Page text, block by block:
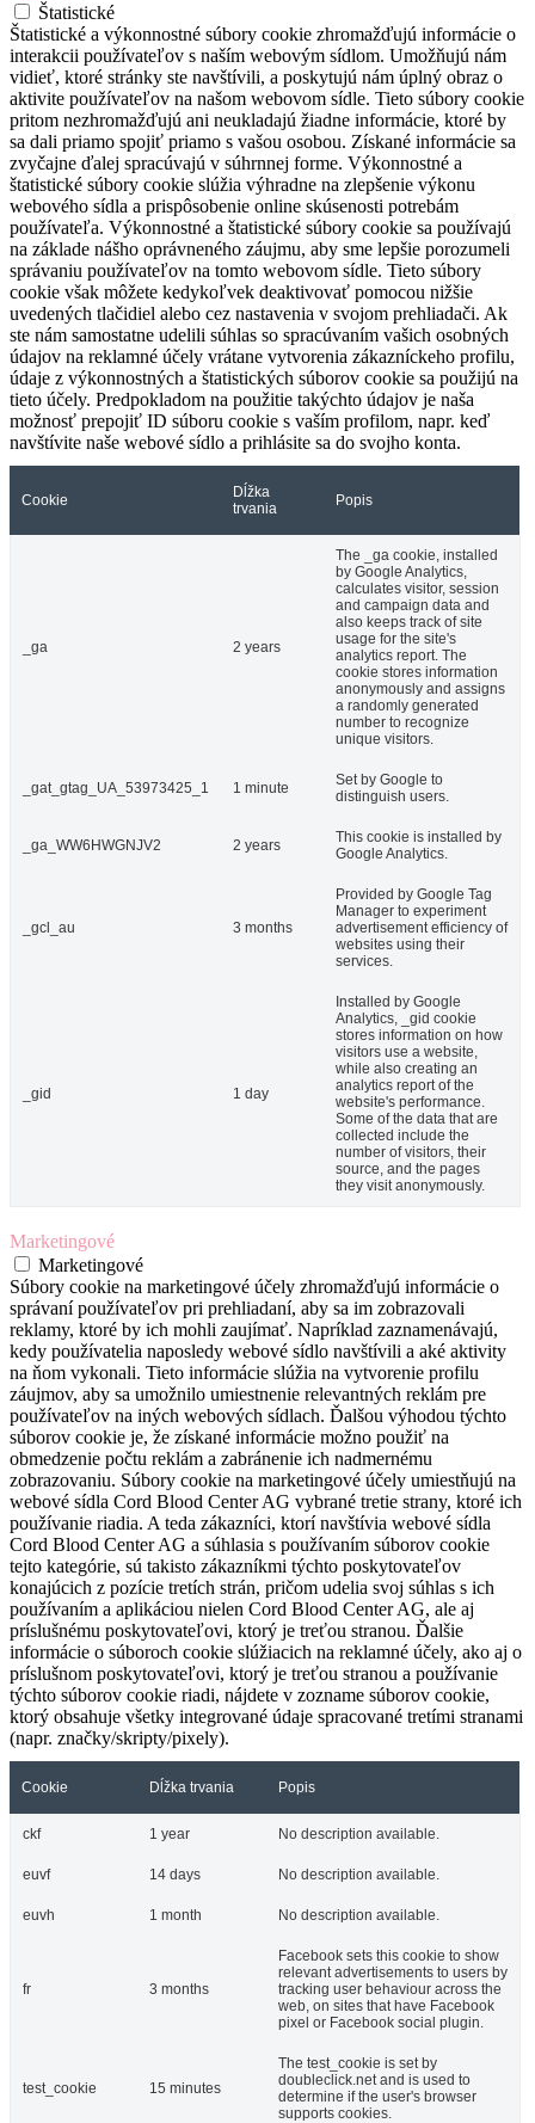
Štatistické
Štatistické a výkonnostné súbory cookie zhromažďujú informácie o
interakcii používateľov s naším webovým sídlom. Umožňujú nám
vidieť, ktoré stránky ste navštívili, a poskytujú nám úplný obraz o
aktivite používateľov na našom webovom sídle. Tieto súbory cookie
pritom nezhromažďujú ani neukladajú žiadne informácie, ktoré by
sa dali priamo spojiť priamo s vašou osobou. Získané informácie sa
zvyčajne ďalej spracúvajú v súhrnnej forme. Výkonnostné a
štatistické súbory cookie slúžia výhradne na zlepšenie výkonu
webového sídla a prispôsobenie online skúsenosti potrebám
používateľa. Výkonnostné a štatistické súbory cookie sa používajú
na základe nášho oprávneného záujmu, aby sme lepšie porozumeli
správaniu používateľov na tomto webovom sídle. Tieto súbory
cookie však môžete kedykoľvek deaktivovať pomocou nižšie
uvedených tlačidiel alebo cez nastavenia v svojom prehliadači. Ak
ste nám samostatne udelili súhlas so spracúvaním vašich osobných
údajov na reklamné účely vrátane vytvorenia zákazníckeho profilu,
údaje z výkonnostných a štatistických súborov cookie sa použijú na
tieto účely. Predpokladom na použitie takýchto údajov je naša
možnosť prepojiť ID súboru cookie s vaším profilom, napr. keď
navštívite naše webové sídlo a prihlásite sa do svojho konta.
Cookie
Dĺžka
trvania
Popis
_ga 2 years
The _ga cookie, installed
by Google Analytics,
calculates visitor, session
and campaign data and
also keeps track of site
usage for the site's
analytics report. The
cookie stores information
anonymously and assigns
a randomly generated
number to recognize
unique visitors.
_gat_gtag_UA_53973425_1 1 minute
Set by Google to
distinguish users.
_ga_WW6HWGNJV2 2 years
This cookie is installed by
Google Analytics.
_gcl_au 3 months
Provided by Google Tag
Manager to experiment
advertisement efficiency of
websites using their
services.
_gid 1 day
Installed by Google
Analytics, _gid cookie
stores information on how
visitors use a website,
while also creating an
analytics report of the
website's performance.
Some of the data that are
collected include the
number of visitors, their
source, and the pages
they visit anonymously.
Marketingové
Marketingové
Súbory cookie na marketingové účely zhromažďujú informácie o
správaní používateľov pri prehliadaní, aby sa im zobrazovali
reklamy, ktoré by ich mohli zaujímať. Napríklad zaznamenávajú,
kedy používatelia naposledy webové sídlo navštívili a aké aktivity
na ňom vykonali. Tieto informácie slúžia na vytvorenie profilu
záujmov, aby sa umožnilo umiestnenie relevantných reklám pre
používateľov na iných webových sídlach. Ďalšou výhodou týchto
súborov cookie je, že získané informácie možno použiť na
obmedzenie počtu reklám a zabránenie ich nadmernému
zobrazovaniu. Súbory cookie na marketingové účely umiestňujú na
webové sídla Cord Blood Center AG vybrané tretie strany, ktoré ich
používanie riadia. A teda zákazníci, ktorí navštívia webové sídla
Cord Blood Center AG a súhlasia s používaním súborov cookie
tejto kategórie, sú takisto zákazníkmi týchto poskytovateľov
konajúcich z pozície tretích strán, pričom udelia svoj súhlas s ich
používaním a aplikáciou nielen Cord Blood Center AG, ale aj
príslušnému poskytovateľovi, ktorý je treťou stranou. Ďalšie
informácie o súboroch cookie slúžiacich na reklamné účely, ako aj o
príslušnom poskytovateľovi, ktorý je treťou stranou a používanie
týchto súborov cookie riadi, nájdete v zozname súborov cookie,
ktorý obsahuje všetky integrované údaje spracované tretími stranami
(napr. značky/skripty/pixely).
Cookie Dĺžka trvania Popis
ckf 1 year No description available.
euvf 14 days No description available.
euvh 1 month No description available.
fr 3 months
Facebook sets this cookie to show
relevant advertisements to users by
tracking user behaviour across the
web, on sites that have Facebook
pixel or Facebook social plugin.
test_cookie 15 minutes
The test_cookie is set by
doubleclick.net and is used to
determine if the user's browser
supports cookies.